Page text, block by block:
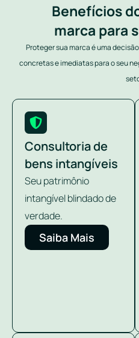
Benefícios
marca para
Proteger sua marca é uma
concretas e imediatas para o seu
Consultoria de
bens intangíveis
Seu patrimônio
intangível blindado de
verdade.
Saiba Mais